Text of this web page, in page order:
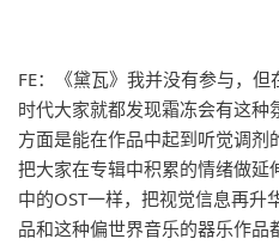
FE：《黛瓦》我并没有参与，但
时代大家就都发现霜冻会有这
方面是能在作品中起到听觉调剂
把大家在专辑中积累的情绪做延
中的OST一样，把视觉信息再
品和这种偏世界音乐的器乐作